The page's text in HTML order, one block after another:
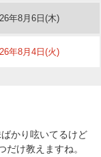
年8月6日(木)
年8月4日(火)
かり呟いてるけど
け教えますね。